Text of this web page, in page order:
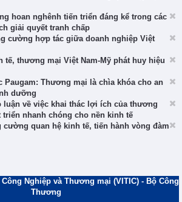
hoan nghênh tiến triển đáng kể trong các
giải quyết tranh chấp
cường hợp tác giữa doanh nghiệp Việt
tế, thương mại Việt Nam-Mỹ phát huy hiệu
Paugam: Thương mại là chìa khóa cho an
dưỡng
luận về việc khai thác lợi ích của thương
nhanh chóng cho nền kinh tế
cường quan hệ kinh tế, tiến hành vòng đàm
Nghiệp và Thương mại (VITIC) - Bộ Công
Thương